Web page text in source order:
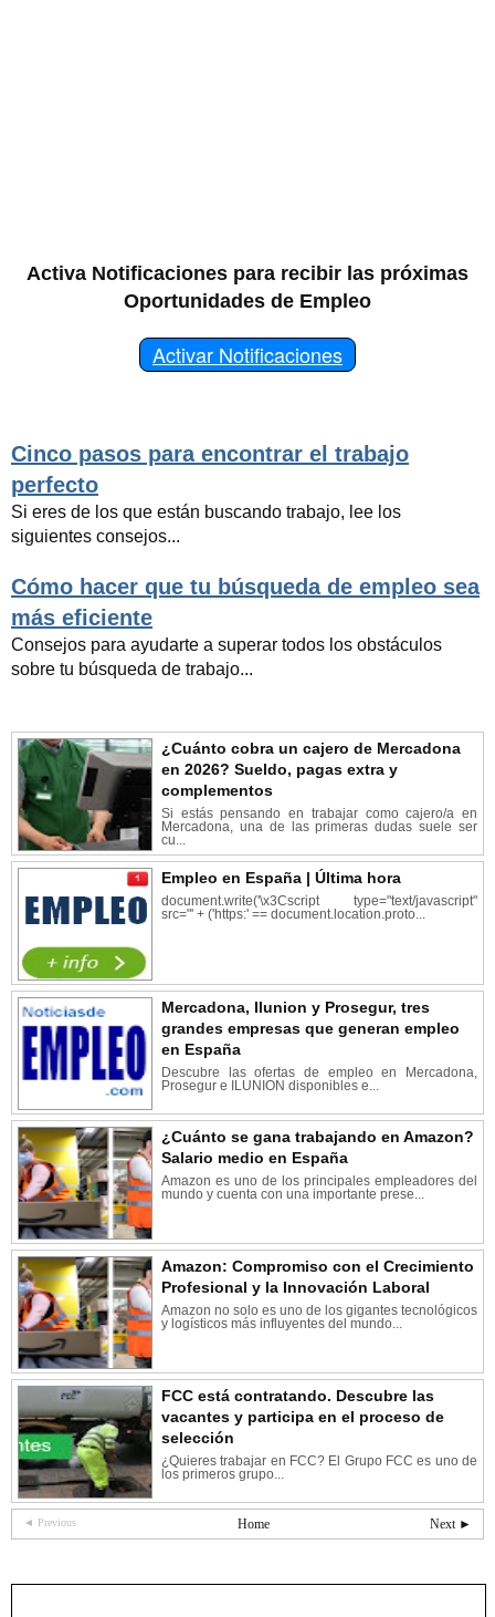
Activa Notificaciones para recibir las próximas
Oportunidades de Empleo
Activar Notificaciones
Cinco pasos para encontrar el trabajo
perfecto
Si eres de los que están buscando trabajo, lee los
siguientes consejos...
Cómo hacer que tu búsqueda de empleo sea
más eficiente
Consejos para ayudarte a superar todos los obstáculos
sobre tu búsqueda de trabajo...
¿Cuánto cobra un cajero de Mercadona
en 2026? Sueldo, pagas extra y
complementos
Si estás pensando en trabajar como cajero/a en
Mercadona, una de las primeras dudas suele ser
cu...
Empleo en España | Última hora
document.write('\x3Cscript type="text/javascript"
src="' + ('https:' == document.location.proto...
Mercadona, Ilunion y Prosegur, tres
grandes empresas que generan empleo
en España
Descubre las ofertas de empleo en Mercadona,
Prosegur e ILUNION disponibles e...
¿Cuánto se gana trabajando en Amazon?
Salario medio en España
Amazon es uno de los principales empleadores del
mundo y cuenta con una importante prese...
Amazon: Compromiso con el Crecimiento
Profesional y la Innovación Laboral
Amazon no solo es uno de los gigantes tecnológicos
y logísticos más influyentes del mundo...
FCC está contratando. Descubre las
vacantes y participa en el proceso de
selección
¿Quieres trabajar en FCC? El Grupo FCC es uno de
los primeros grupo...
◄ Previous Next ►
Home